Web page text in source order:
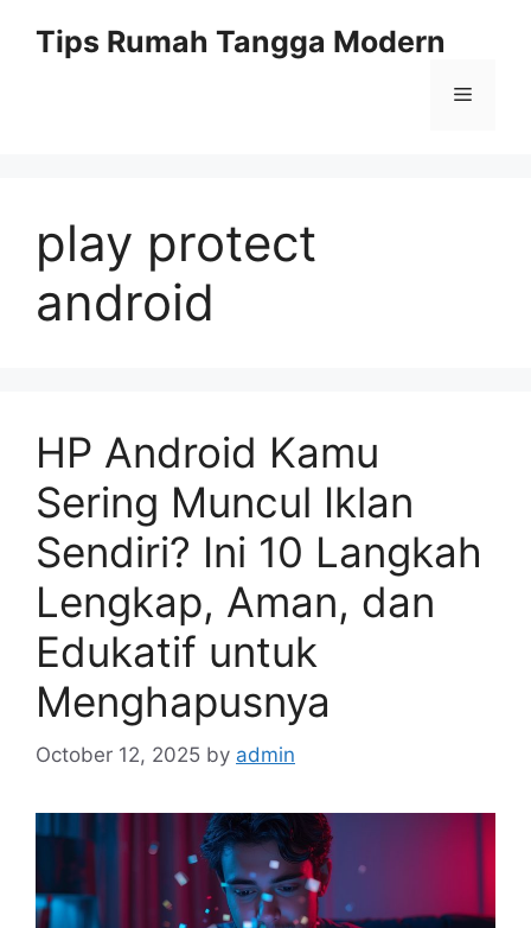
Tips Rumah Tangga Modern
Menu
play protect
android
HP Android Kamu
Sering Muncul Iklan
Sendiri? Ini 10 Langkah
Lengkap, Aman, dan
Edukatif untuk
Menghapusnya
October 12, 2025 by admin